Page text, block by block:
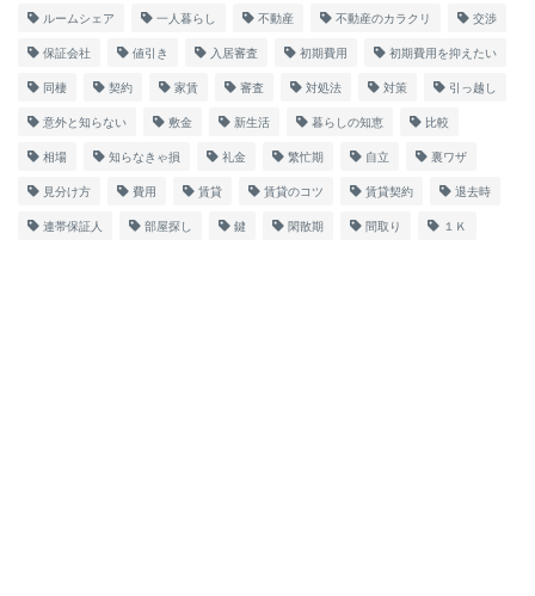
ルームシェア 一人暮らし 不動産 不動産のカラクリ 交渉
保証会社 値引き 入居審査 初期費用 初期費用を抑えたい
同棲 契約 家賃 審査 対処法 対策 引っ越し
意外と知らない 敷金 新生活 暮らしの知恵 比較
相場 知らなきゃ損 礼金 繁忙期 自立 裏ワザ
見分け方 費用 賃貸 賃貸のコツ 賃貸契約 退去時
連帯保証人 部屋探し 鍵 閑散期 間取り １Ｋ